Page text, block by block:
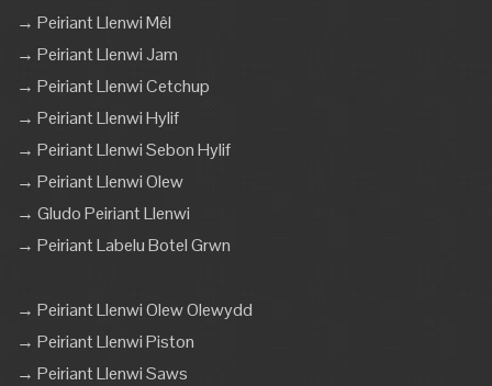
→ Peiriant Llenwi Mêl
→ Peiriant Llenwi Jam
→ Peiriant Llenwi Cetchup
→ Peiriant Llenwi Hylif
→ Peiriant Llenwi Sebon Hylif
→ Peiriant Llenwi Olew
→ Gludo Peiriant Llenwi
→ Peiriant Labelu Botel Grwn
→ Peiriant Llenwi Olew Olewydd
→ Peiriant Llenwi Piston
→ Peiriant Llenwi Saws